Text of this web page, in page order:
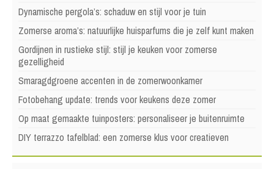
Dynamische pergola’s: schaduw en stijl voor je tuin
Zomerse aroma’s: natuurlijke huisparfums die je zelf kunt maken
Gordijnen in rustieke stijl: stijl je keuken voor zomerse
gezelligheid
Smaragdgroene accenten in de zomerwoonkamer
Fotobehang update: trends voor keukens deze zomer
Op maat gemaakte tuinposters: personaliseer je buitenruimte
DIY terrazzo tafelblad: een zomerse klus voor creatieven